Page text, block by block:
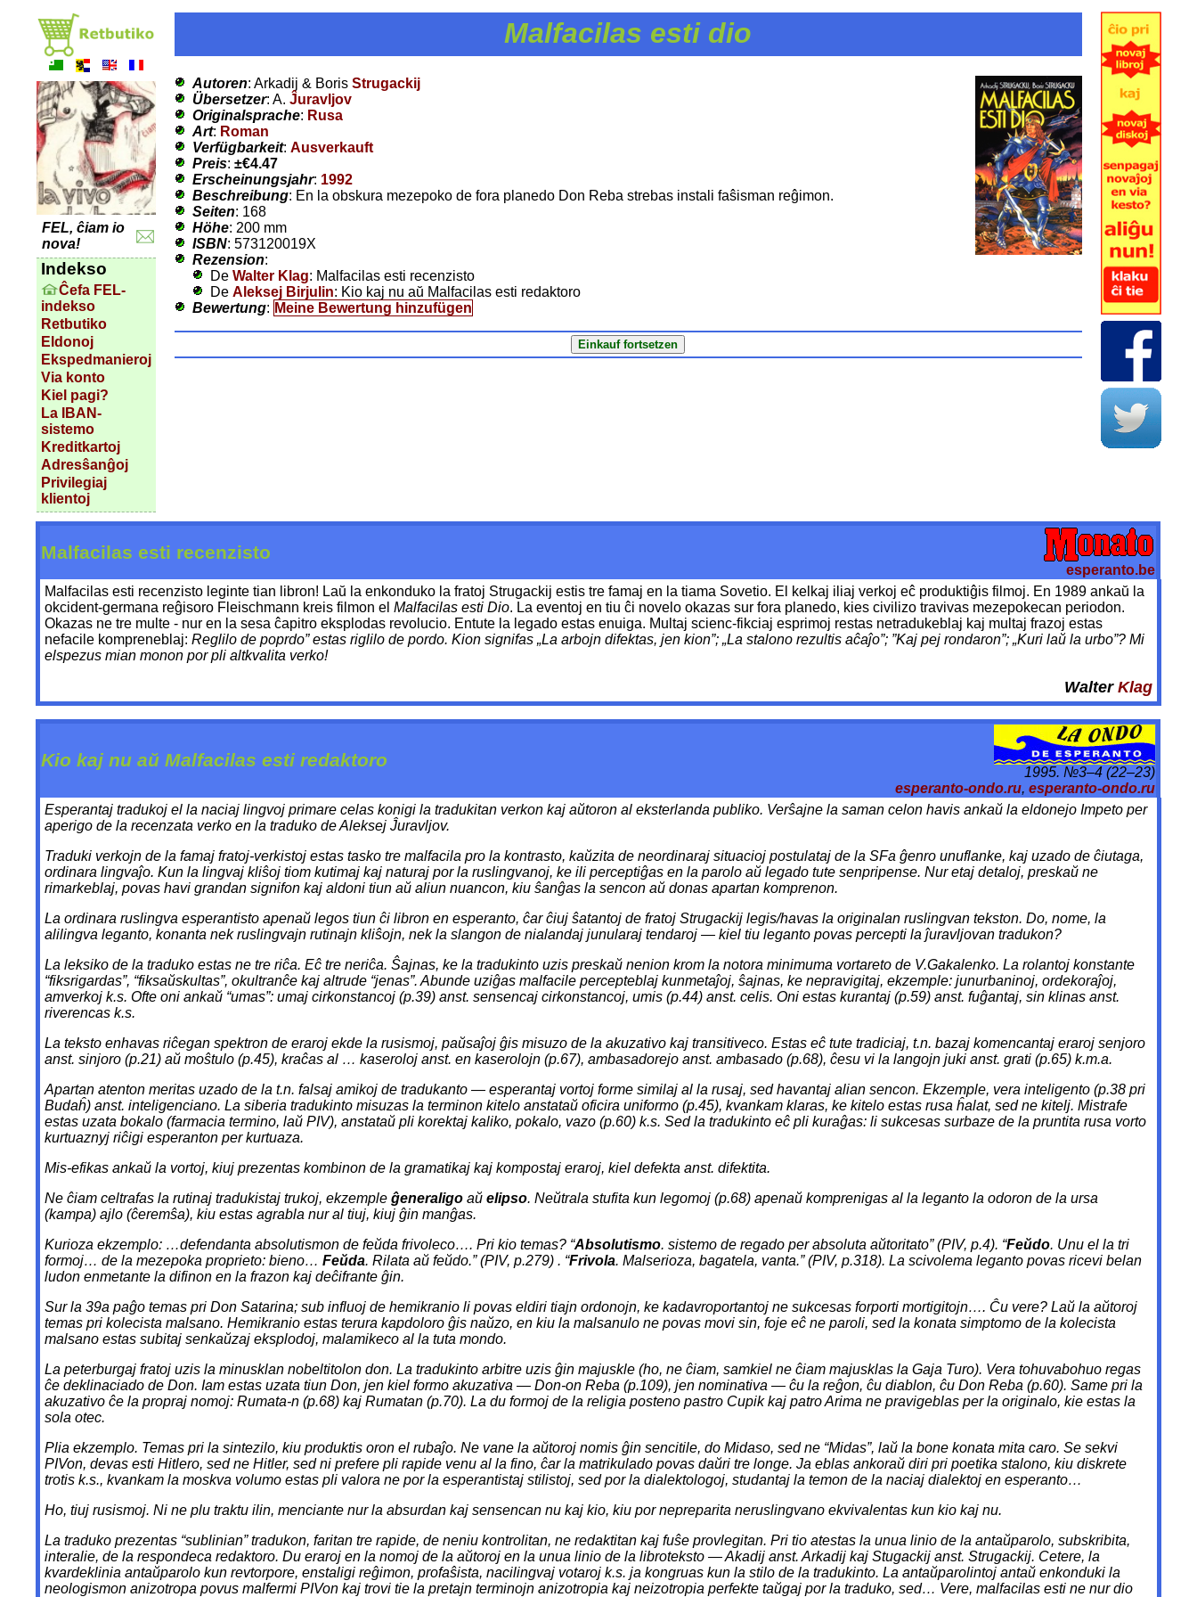
FEL, ĉiam io
nova!
Indekso
Ĉefa FEL-
indekso
Retbutiko
Eldonoj
Ekspedmanieroj
Via konto
Kiel pagi?
La IBAN-
sistemo
Kreditkartoj
Adresŝanĝoj
Privilegiaj
klientoj
Malfacilas esti dio
Autoren: Arkadij & Boris Strugackij
Übersetzer: A. Ĵuravljov
Originalsprache: Rusa
Art: Roman
Verfügbarkeit: Ausverkauft
Preis: ±€4.47
Erscheinungsjahr: 1992
Beschreibung: En la obskura mezepoko de fora planedo Don Reba strebas instali faŝisman reĝimon.
Seiten: 168
Höhe: 200 mm
ISBN: 573120019X
Rezension:
De Walter Klag: Malfacilas esti recenzisto
De Aleksej Birjulin: Kio kaj nu aŭ Malfacilas esti redaktoro
Bewertung: Meine Bewertung hinzufügen
Malfacilas esti recenzisto
esperanto.be
Malfacilas esti recenzisto leginte tian libron! Laŭ la enkonduko la fratoj Strugackij estis tre famaj en la tiama Sovetio. El kelkaj iliaj verkoj eĉ produktiĝis filmoj. En 1989 ankaŭ la
okcident-germana reĝisoro Fleischmann kreis filmon elMalfacilas esti Dio. La eventoj en tiu ĉi novelo okazas sur fora planedo, kies civilizo travivas mezepokecan periodon.
Okazas ne tre multe - nur en la sesa ĉapitro eksplodas revolucio. Entute la legado estas enuiga. Multaj scienc-fikciaj esprimoj restas netradukeblaj kaj multaj frazoj estas
nefacile kompreneblaj:Reglilo de poprdo” estas riglilo de pordo. Kion signifas „La arbojn difektas, jen kion”; „La stalono rezultis aĉaĵo”; ”Kaj pej rondaron”; „Kuri laŭ la urbo”? Mi
elspezus mian monon por pli altkvalita verko!
Walter Klag
Kio kaj nu aŭ Malfacilas esti redaktoro
1995. №3–4 (22–23)
esperanto-ondo.ru,esperanto-ondo.ru
Esperantaj tradukoj el la naciaj lingvoj primare celas konigi la tradukitan verkon kaj aŭtoron al eksterlanda publiko. Verŝajne la saman celon havis ankaŭ la eldonejoImpeto per
aperigo de la recenzata verko en la traduko de Aleksej Ĵuravljov.
Traduki verkojn de la famaj fratoj-verkistoj estas tasko tre malfacila pro la kontrasto, kaŭzita de neordinaraj situacioj postulataj de la SFa ĝenro unuflanke, kaj uzado de ĉiutaga,
ordinara lingvaĵo. Kun la lingvaj kliŝoj tiom kutimaj kaj naturaj por la ruslingvanoj, ke ili perceptiĝas en la parolo aŭ legado tute senpripense. Nur etaj detaloj, preskaŭ ne
rimarkeblaj, povas havi grandan signifon kaj aldoni tiun aŭ aliun nuancon, kiu ŝanĝas la sencon aŭ donas apartan komprenon.
La ordinara ruslingva esperantisto apenaŭ legos tiun ĉi libron en esperanto, ĉar ĉiuj ŝatantoj de fratoj Strugackij legis/havas la originalan ruslingvan tekston. Do, nome, la
alilingva leganto, konanta nek ruslingvajn rutinajn kliŝojn, nek la slangon de nialandaj junularaj tendaroj — kiel tiu leganto povas percepti la ĵuravljovan tradukon?
La leksiko de la traduko estas ne tre riĉa. Eĉ tre neriĉa. Ŝajnas, ke la tradukinto uzis preskaŭ nenion krom la notora minimuma vortareto de V.Gakalenko. La rolantoj konstante
“fiksrigardas”, “fiksaŭskultas”, okultranĉe kaj altrude “jenas”. Abunde uziĝas malfacile percepteblaj kunmetaĵoj, ŝajnas, ke nepravigitaj, ekzemple: junurbaninoj, ordekoraĵoj,
amverkoj k.s. Ofte oni ankaŭ “umas”:umaj cirkonstancoj (p.39) anst.sensencaj cirkonstancoj,umis (p.44) anst.celis. Oni estaskurantaj (p.59) anst.fuĝantaj,sin klinas anst.
riverencas k.s.
La teksto enhavas riĉegan spektron de eraroj ekde la rusismoj, paŭsaĵoj ĝis misuzo de la akuzativo kaj transitiveco. Estas eĉ tute tradiciaj, t.n. bazaj komencantaj erarojsenjoro
anst.sinjoro (p.21) aŭmoŝtulo (p.45),kraĉas al … kaseroloj anst.en kaserolojn (p.67),ambasadorejo anst.ambasado (p.68),ĉesu vi la langojn juki anst.grati (p.65) k.m.a.
Apartan atenton meritas uzado de la t.n. falsaj amikoj de tradukanto — esperantaj vortoj forme similaj al la rusaj, sed havantaj alian sencon. Ekzemple, vera inteligento (p.38 pri
Budaĥ) anst. inteligenciano. La siberia tradukinto misuzas la terminonkitelo anstataŭ oficirauniformo (p.45), kvankam klaras, kekitelo estas rusaĥalat, sed nekitelj. Mistrafe
estas uzatabokalo (farmacia termino, laŭ PIV), anstataŭ pli korektajkaliko, pokalo, vazo (p.60) k.s. Sed la tradukinto eĉ pli kuraĝas: li sukcesas surbaze de la pruntita rusa vorto
kurtuaznyj riĉigi esperanton perkurtuaza.
Mis-efikas ankaŭ la vortoj, kiuj prezentas kombinon de la gramatikaj kaj kompostaj eraroj, kieldefekta anst.difektita.
Ne ĉiam celtrafas la rutinaj tradukistaj trukoj, ekzempleĝeneraligo aŭelipso. Neŭtralastufita kun legomoj (p.68) apenaŭ komprenigas al la leganto la odoron de laursa
(kampa) ajlo (ĉeremŝa), kiu estas agrabla nur al tiuj, kiuj ĝin manĝas.
Kurioza ekzemplo: …defendanta absolutismon de feŭda frivoleco…. Pri kio temas? “Absolutismo. sistemo de regado per absoluta aŭtoritato” (PIV, p.4). “Feŭdo. Unu el la tri
formoj… de la mezepoka proprieto: bieno…Feŭda. Rilata aŭ feŭdo.” (PIV, p.279) . “Frivola. Malserioza, bagatela, vanta.” (PIV, p.318). La scivolema leganto povas ricevi belan
ludon enmetante la difinon en la frazon kaj deĉifrante ĝin.
Sur la 39a paĝo temas pri Don Satarina;sub influoj de hemikranio li povas eldiri tiajn ordonojn, ke kadavroportantoj ne sukcesas forporti mortigitojn…. Ĉu vere? Laŭ la aŭtoroj
temas pri kolecista malsano.Hemikranio estas terura kapdoloro ĝis naŭzo, en kiu la malsanulo ne povas movi sin, foje eĉ ne paroli, sed la konata simptomo de la kolecista
malsano estas subitaj senkaŭzaj eksplodoj, malamikeco al la tuta mondo.
La peterburgaj fratoj uzis la minusklan nobeltitolondon. La tradukinto arbitre uzis ĝin majuskle (ho, ne ĉiam, samkiel ne ĉiam majusklas la Gaja Turo). Vera tohuvabohuo regas
ĉe deklinaciado deDon. Iam estas uzatatiun Don, jen kiel formo akuzativa —Don-on Reba (p.109), jen nominativa —ĉu la reĝon, ĉu diablon, ĉu Don Reba (p.60). Same pri la
akuzativo ĉe la propraj nomoj:Rumata-n (p.68) kajRumatan (p.70). La du formoj de la religia postenopastro Cupikkajpatro Arima ne pravigeblas per la originalo, kie estas la
solaotec.
Plia ekzemplo. Temas pri la sintezilo, kiu produktis oron el rubaĵo. Ne vane la aŭtoroj nomis ĝin sencitile, doMidaso, sed ne “Midas”, laŭ la bone konata mita caro. Se sekvi
PIVon, devas estiHitlero, sed neHitler, sed ni prefere pli rapide venu al la fino, ĉar la matrikulado povas daŭri tre longe. Ja eblas ankoraŭ diri pri poetikastalono, kiudiskrete
trotis k.s., kvankam la moskva volumo estas pli valora ne por la esperantistaj stilistoj, sed por la dialektologoj, studantaj la temon de la naciaj dialektoj en esperanto…
Ho, tiuj rusismoj. Ni ne plu traktu ilin, menciante nur la absurdan kaj sensencannu kaj kio, kiu por nepreparita neruslingvano ekvivalentas kunkio kaj nu.
La traduko prezentas “sublinian” tradukon, faritan tre rapide, de neniu kontrolitan, ne redaktitan kaj fuŝe provlegitan. Pri tio atestas la unua linio de la antaŭparolo, subskribita,
interalie, de la respondeca redaktoro. Du eraroj en la nomoj de la aŭtoroj en la unua linio de la libroteksto —Akadij anst.Arkadij kajStugackij anst.Strugackij. Cetere, la
kvardeklinia antaŭparolo kunrevtorpore,enstaligi reĝimon,profaŝista, nacilingvaj votaroj k.s. ja kongruas kun la stilo de la tradukinto. La antaŭparolintoj antaŭ enkonduki la
neologismonanizotropa povus malfermi PIVon kaj trovi tie la pretajn terminojnanizotropia kajneizotropia perfekte taŭgaj por la traduko, sed… Vere, malfacilas esti ne nur dio